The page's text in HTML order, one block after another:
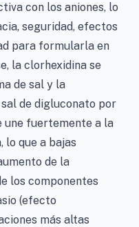
con los aniones, lo
seguridad, efectos
para formularla en
la clorhexidina se
de sal y la
de digluconato por
une fuertemente a la
lo que a bajas
de la
los componentes
(efecto
más altas